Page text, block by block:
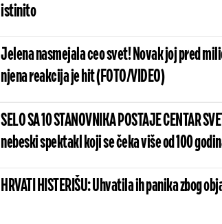
istinito
Jelena nasmejala ceo svet! Novak joj pred
njena reakcija je hit (FOTO/VIDEO)
SELO SA 10 STANOVNIKA POSTAJE CENTAR
nebeski spektakl koji se čeka više od 100
HRVATI HISTERIŠU: Uhvatila ih panika zbog